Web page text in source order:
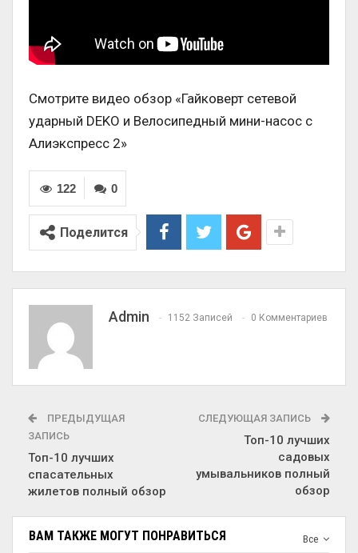
Смотрите видео обзор «Гайковерт сетевой
ударный DEKO и Велосипедный мини-насос с
Алиэкспресс 2»
0
122
Поделится
Admin 1152 Записей 0 Комментариев
ПРЕДЫДУЩАЯ
ЗАПИСЬ
Топ-10 лучших
спасательных
жилетов полный обзор
СЛЕДУЮЩАЯ ЗАПИСЬ
Топ-10 лучших
садовых
умывальников полный
обзор
Все
ВАМ ТАКЖЕ МОГУТ ПОНРАВИТЬСЯ